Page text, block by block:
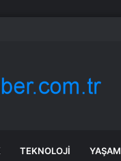
TEKNOLOJI YAŞAM